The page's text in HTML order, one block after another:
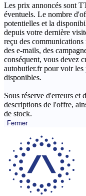
Les prix annoncés sont
éventuels. Le nombre
potentielles et la
depuis votre dernière
reçu des
des e-mails, des
conséquent, vous devez
autobutler.fr pour voir les
disponibles.
Sous réserve d'erreurs et
descriptions de l'offre,
de stock.
Fermer